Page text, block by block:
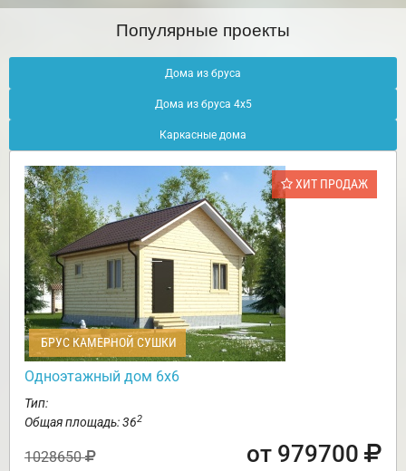
Популярные проекты
Дома из бруса
Дома из бруса 4х5
Каркасные дома
ХИТ ПРОДАЖ
БРУС КАМЕРНОЙ СУШКИ
Одноэтажный дом 6х6
Тип:
Общая площадь: 362
1028650 от 979700